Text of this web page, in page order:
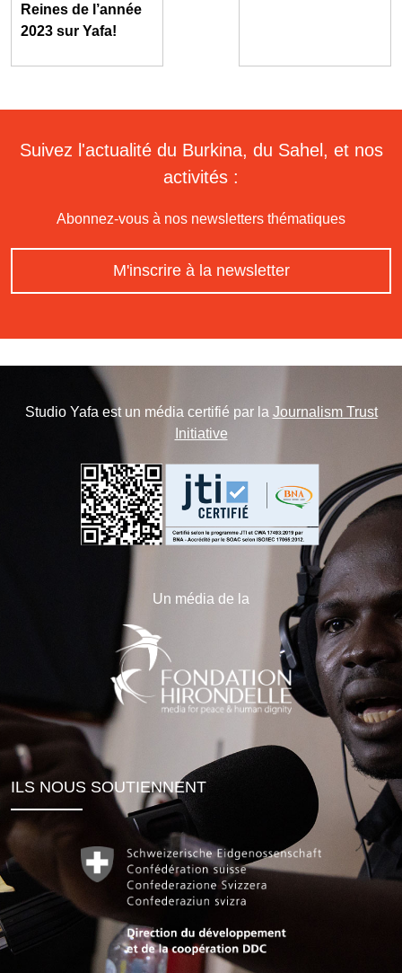
Reines de l’année
2023 sur Yafa!
Suivez l'actualité du Burkina, du Sahel, et nos
activités :
Abonnez-vous à nos newsletters thématiques
M'inscrire à la newsletter
Studio Yafa est un média certifié par la Journalism Trust
Initiative
Un média de la
ILS NOUS SOUTIENNENT